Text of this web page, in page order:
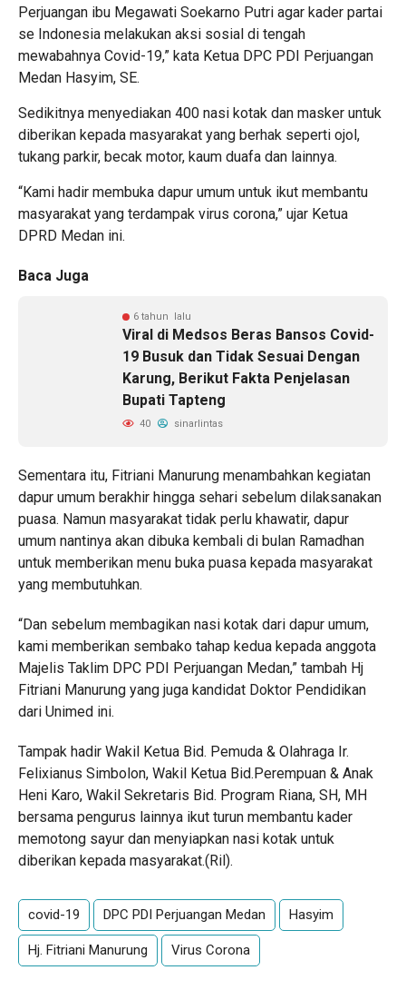
Perjuangan ibu Megawati Soekarno Putri agar kader partai
se Indonesia melakukan aksi sosial di tengah
mewabahnya Covid-19,” kata Ketua DPC PDI Perjuangan
Medan Hasyim, SE.
Sedikitnya menyediakan 400 nasi kotak dan masker untuk
diberikan kepada masyarakat yang berhak seperti ojol,
tukang parkir, becak motor, kaum duafa dan lainnya.
“Kami hadir membuka dapur umum untuk ikut membantu
masyarakat yang terdampak virus corona,” ujar Ketua
DPRD Medan ini.
Baca Juga
6 tahun lalu
Viral di Medsos Beras Bansos Covid-
19 Busuk dan Tidak Sesuai Dengan
Karung, Berikut Fakta Penjelasan
Bupati Tapteng
40 sinarlintas
Sementara itu, Fitriani Manurung menambahkan kegiatan
dapur umum berakhir hingga sehari sebelum dilaksanakan
puasa. Namun masyarakat tidak perlu khawatir, dapur
umum nantinya akan dibuka kembali di bulan Ramadhan
untuk memberikan menu buka puasa kepada masyarakat
yang membutuhkan.
“Dan sebelum membagikan nasi kotak dari dapur umum,
kami memberikan sembako tahap kedua kepada anggota
Majelis Taklim DPC PDI Perjuangan Medan,” tambah Hj
Fitriani Manurung yang juga kandidat Doktor Pendidikan
dari Unimed ini.
Tampak hadir Wakil Ketua Bid. Pemuda & Olahraga Ir.
Felixianus Simbolon, Wakil Ketua Bid.Perempuan & Anak
Heni Karo, Wakil Sekretaris Bid. Program Riana, SH, MH
bersama pengurus lainnya ikut turun membantu kader
memotong sayur dan menyiapkan nasi kotak untuk
diberikan kepada masyarakat.(Ril).
covid-19 DPC PDI Perjuangan Medan Hasyim
Hj. Fitriani Manurung Virus Corona